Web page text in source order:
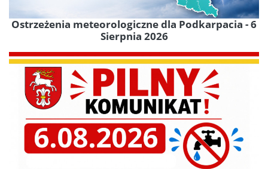
Ostrzeżenia meteorologiczne dla Podkarpacia - 6
Sierpnia 2026